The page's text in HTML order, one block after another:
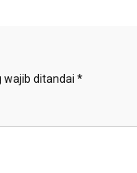
wajib ditandai *